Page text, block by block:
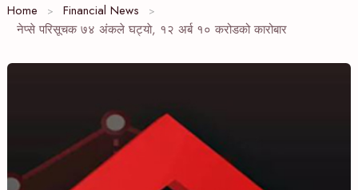
Home
Financial News
नेप्से परिसूचक ७४ अंकले घट्याे, १२ अर्ब १० करोडको कारोबार